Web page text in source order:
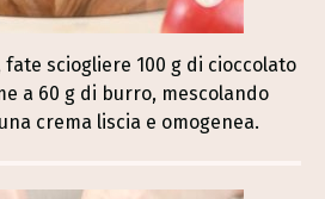
sciogliere 100 g di cioccolato
a 60 g di burro, mescolando
crema liscia e omogenea.